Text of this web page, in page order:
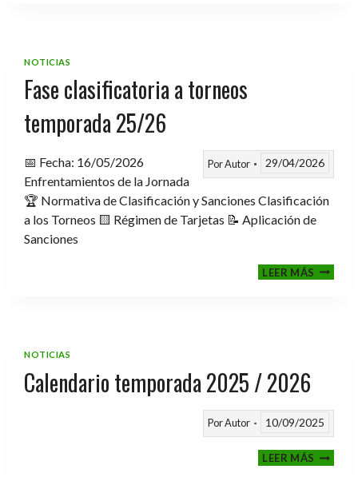
NOTICIAS
Fase clasificatoria a torneos
temporada 25/26
PorAutor 29/04/2026
📅 Fecha: 16/05/2026
Enfrentamientos de la Jornada
🏆 Normativa de Clasificación y Sanciones Clasificación
a los Torneos 🟨 Régimen de Tarjetas 📝 Aplicación de
Sanciones
LEER MÁSFASE
NOTICIAS
Calendario temporada 2025 / 2026
PorAutor 10/09/2025
LEER MÁS